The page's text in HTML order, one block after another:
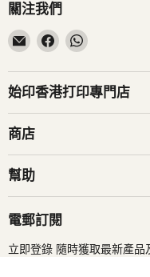
關注我們
在
子
郵
找
到
們
在
Facebook
找
到
在
找
到
始印香港打印專門店
商店
幫助
電郵訂閱
立即登錄 隨時獲取最新產品